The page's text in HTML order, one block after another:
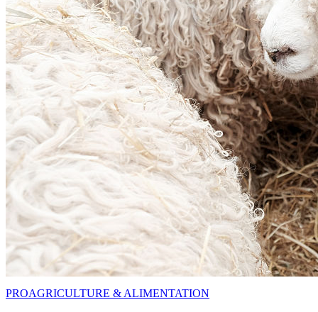
PROAGRICULTURE & ALIMENTATION